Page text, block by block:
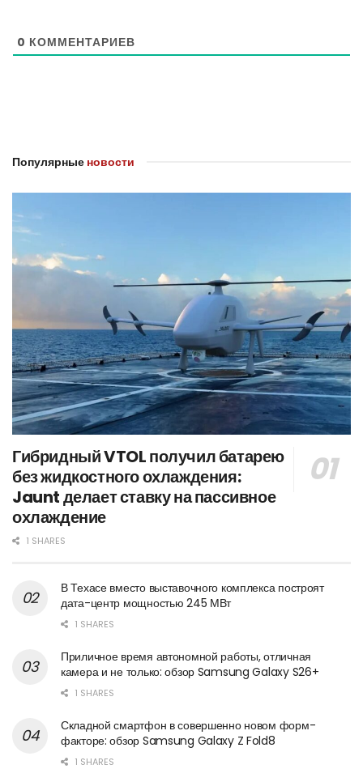
0 КОММЕНТАРИЕВ
Популярные новости
Гибридный VTOL получил батарею
без жидкостного охлаждения:
Jaunt делает ставку на пассивное
охлаждение
1 SHARES
В Техасе вместо выставочного комплекса построят
дата-центр мощностью 245 МВт
1 SHARES
Приличное время автономной работы, отличная
камера и не только: обзор Samsung Galaxy S26+
1 SHARES
Складной смартфон в совершенно новом форм-
факторе: обзор Samsung Galaxy Z Fold8
1 SHARES